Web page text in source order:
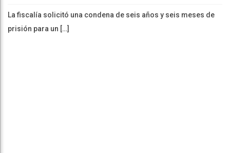
La fiscalía solicitó una condena de seis años y seis meses de
prisión para un […]